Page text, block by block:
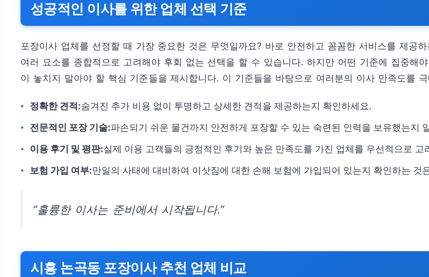
성공적인 이사를 위한 업체 선택 기준
포장이사 업체를 선정할 때 가장 중요한 것은 무엇일까요? 바로 안전하고 꼼꼼한 서비스를 제공
여러 요소를 종합적으로 고려해야 후회 없는 선택을 할 수 있습니다. 하지만 어떤 기준에 집중해
이 놓치지 말아야 할 핵심 기준들을 제시합니다. 이 기준들을 바탕으로 여러분의 이사 만족도를
정확한 견적:숨겨진 추가 비용 없이 투명하고 상세한 견적을 제공하는지 확인하세요.
전문적인 포장 기술:파손되기 쉬운 물건까지 안전하게 포장할 수 있는 숙련된 인력을 보유했는지
이용 후기 및 평판:실제 이용 고객들의 긍정적인 후기와 높은 만족도를 가진 업체를 우선적으로 고
보험 가입 여부:만일의 사태에 대비하여 이삿짐에 대한 손해 보험에 가입되어 있는지 확인하는 것
“훌륭한 이사는 준비에서 시작됩니다.”
시흥 논곡동 포장이사 추천 업체 비교